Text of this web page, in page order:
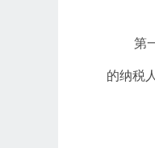
第
的纳税